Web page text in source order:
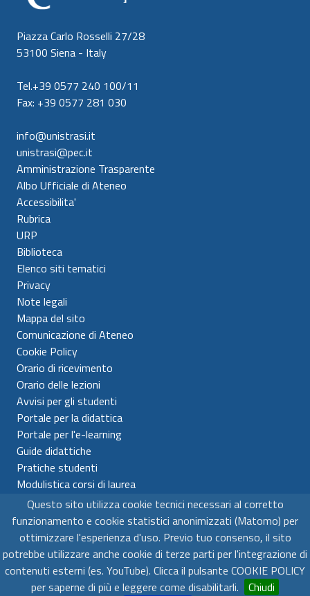
Questo sito utilizza cookie tecnici necessari al corretto
funzionamento e cookie statistici anonimizzati (Matomo) per
ottimizzare l'esperienza d'uso. Previo tuo consenso, il sito
potrebbe utilizzare anche cookie di terze parti per l'integrazione di
contenuti esterni (es. YouTube). Clicca il pulsante COOKIE POLICY
per saperne di più e leggere come disabilitarli.
Chiudi
Piazza Carlo Rosselli 27/28
53100 Siena - Italy
Tel.+39 0577 240 100/11
Fax: +39 0577 281 030
info@unistrasi.it
unistrasi@pec.it
Amministrazione Trasparente
Albo Ufficiale di Ateneo
Accessibilita'
Rubrica
URP
Biblioteca
Elenco siti tematici
Privacy
Note legali
Mappa del sito
Comunicazione di Ateneo
Cookie Policy
Orario di ricevimento
Orario delle lezioni
Avvisi per gli studenti
Portale per la didattica
Portale per l'e-learning
Guide didattiche
Pratiche studenti
Modulistica corsi di laurea
Universitá per Stranieri di Siena
C.F. 80007610522 - P.IVA 00980510523
© 2025 Tutti i Diritti sono Riservati